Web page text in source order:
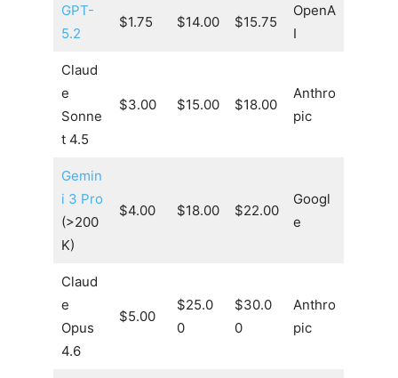
GPT-
5.2
$1.75 $14.00 $15.75
OpenA
I
Claud
e
Sonne
t 4.5
$3.00 $15.00 $18.00
Anthro
pic
Gemin
i 3 Pro
(>200
K)
$4.00 $18.00 $22.00
Googl
e
Claud
e
Opus
4.6
$5.00
$25.0
0
$30.0
0
Anthro
pic